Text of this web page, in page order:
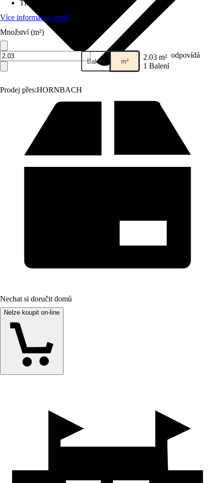
Prodej přes:HORNBACH
Tloušťka nášlapu
Více informací o zboží
Množství (m²)
Balení m² 2.03 m² odpovídá
1 Balení
Nechat si doručit domů
Nelze koupit on-line